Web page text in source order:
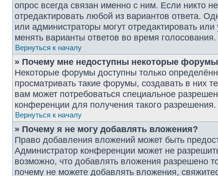
опрос всегда связан именно с ним. Если никто
отредактировать любой из вариантов ответа.
или администраторы могут отредактировать
менять варианты ответов во время голосования.
Вернуться к началу
» Почему мне недоступны некоторые
Некоторые форумы доступны только
просматривать такие форумы, создавать в них
вам может потребоваться специальное
конференции для получения такого разрешения.
Вернуться к началу
» Почему я не могу добавлять вложения?
Право добавления вложений может быть
Администратор конференции может не
возможно, что добавлять вложения разрешено
почему не можете добавлять вложения,